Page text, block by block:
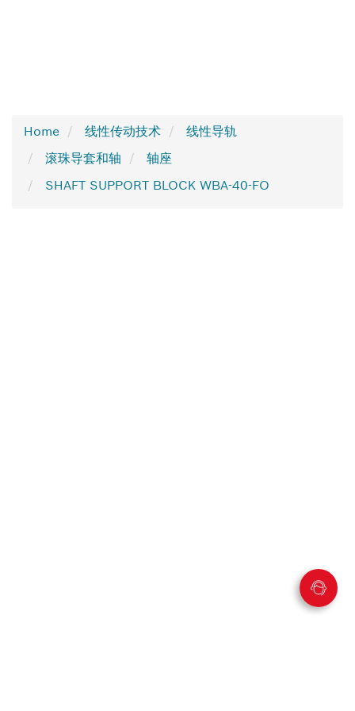
Home 线性传动技术
线性导轨
滚珠导套和轴
轴座
SHAFT SUPPORT BLOCK WBA-40-FO